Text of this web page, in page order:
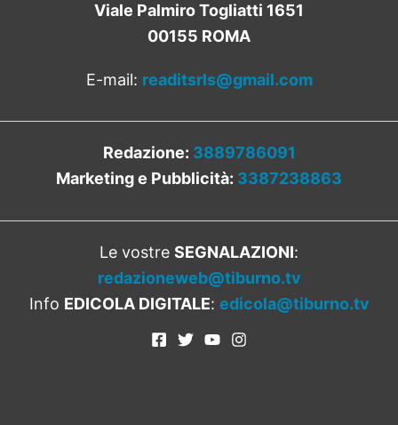
Viale Palmiro Togliatti 1651
00155 ROMA
E-mail: readitsrls@gmail.com
Redazione: 3889786091
Marketing e Pubblicità: 3387238863
Le vostre SEGNALAZIONI:
redazioneweb@tiburno.tv
Info EDICOLA DIGITALE: edicola@tiburno.tv